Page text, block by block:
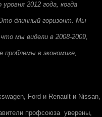
2012 года, когда
длинный горизонт. Мы
мы видели в 2008-2009,
в экономике,
Ford и Renault и Nissan,
профсоюза уверены,